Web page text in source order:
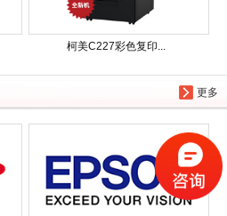
柯美C227彩色复印...
更多